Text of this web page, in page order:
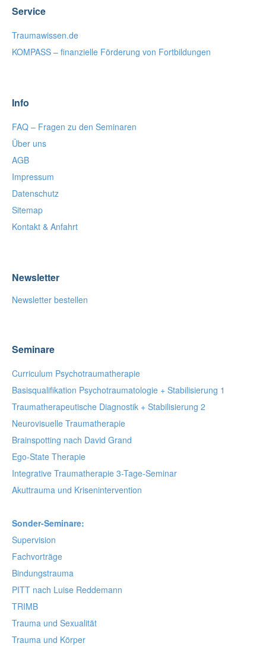
Service
Traumawissen.de
KOMPASS – finanzielle Förderung von Fortbildungen
Info
FAQ – Fragen zu den Seminaren
Über uns
AGB
Impressum
Datenschutz
Sitemap
Kontakt & Anfahrt
Newsletter
Newsletter bestellen
Seminare
Curriculum Psychotraumatherapie
Basisqualifikation Psychotraumatologie + Stabilisierung 1
Traumatherapeutische Diagnostik + Stabilisierung 2
Neurovisuelle Traumatherapie
Brainspotting nach David Grand
Ego-State Therapie
Integrative Traumatherapie 3-Tage-Seminar
Akuttrauma und Krisenintervention
Sonder-Seminare:
Supervision
Fachvorträge
Bindungstrauma
PITT nach Luise Reddemann
TRIMB
Trauma und Sexualität
Trauma und Körper